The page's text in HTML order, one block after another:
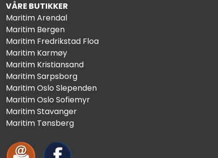
VÅRE BUTIKKER
Maritim Arendal
Maritim Bergen
Maritim Fredrikstad Floa
Maritim Karmøy
Maritim Kristiansand
Maritim Sarpsborg
Maritim Oslo Slependen
Maritim Oslo Sofiemyr
Maritim Stavanger
Maritim Tønsberg